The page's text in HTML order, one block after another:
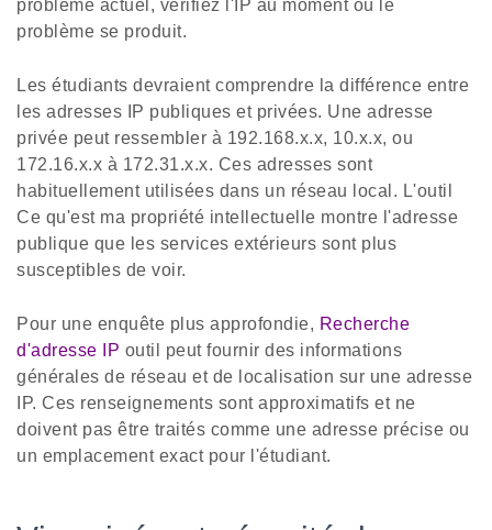
problème actuel, vérifiez l'IP au moment où le
problème se produit.
Les étudiants devraient comprendre la différence entre
les adresses IP publiques et privées. Une adresse
privée peut ressembler à 192.168.x.x, 10.x.x, ou
172.16.x.x à 172.31.x.x. Ces adresses sont
habituellement utilisées dans un réseau local. L'outil
Ce qu'est ma propriété intellectuelle montre l'adresse
publique que les services extérieurs sont plus
susceptibles de voir.
Pour une enquête plus approfondie, Recherche
d'adresse IP outil peut fournir des informations
générales de réseau et de localisation sur une adresse
IP. Ces renseignements sont approximatifs et ne
doivent pas être traités comme une adresse précise ou
un emplacement exact pour l'étudiant.